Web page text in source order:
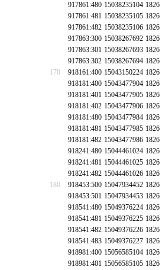
917861:480 15038235104 1826
917861:481 15038235105 1826
917861:482 15038235106 1826
917863:300 15038267692 1826
917863:301 15038267693 1826
917863:302 15038267694 1826
170
918161:400 15043150224 1826
918181:400 15043477904 1826
918181:401 15043477905 1826
918181:402 15043477906 1826
918181:480 15043477984 1826
918181:481 15043477985 1826
918181:482 15043477986 1826
918241:480 15044461024 1826
918241:481 15044461025 1826
918241:482 15044461026 1826
180
918453:500 15047934452 1826
918453:501 15047934453 1826
918541:480 15049376224 1826
918541:481 15049376225 1826
918541:482 15049376226 1826
918541:483 15049376227 1826
918981:400 15056585104 1826
918981:401 15056585105 1826